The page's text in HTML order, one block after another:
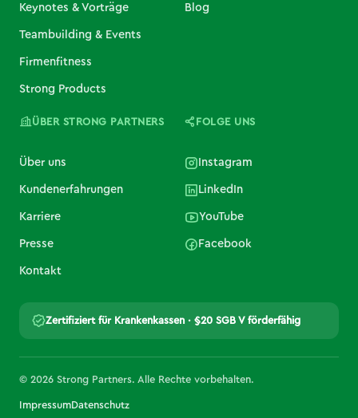
Keynotes & Vorträge
Teambuilding & Events
Firmenfitness
Strong Products
Blog
ÜBER STRONG PARTNERS
Über uns
Kundenerfahrungen
Karriere
Presse
Kontakt
FOLGE UNS
Instagram
LinkedIn
YouTube
Facebook
Zertifiziert für Krankenkassen · §20 SGB V förderfähig
© 2026 Strong Partners. Alle Rechte vorbehalten.
ImpressumDatenschutz